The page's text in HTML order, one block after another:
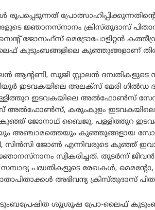
ജ്ഞാനസ്നാനം ക്രിസ്തുദാസ്
സെന്‍റ് ജോസഫ്സ് മെട്രോപോളിറ്റന്‍
കുടുംബങ്ങളിലെ കുഞ്ഞുങ്ങളാണ്‌
ആന്‍റണി, സുജി സ്റ്റാലന്‍
ഇടവകയിലെ അലക്സ് മേരി ഗില്‍ഡ
ഇടവകയിലെ അല്‍ഫോണ്‍സ് സേവ്യര്‍
അല്‍ഫോണ്‍സ്, കരുംകുളം
കുഞ്ഞ് ജോനാഥ് ബൈജു, പള്ളിത്തുറ
അഞ്ചാമത്തെയും കുഞ്ഞുങ്ങളായ
സിൻസി ജോൺ എന്നിവരുടെ കുഞ്ഞ്
സ്വീകരിച്ചത്. തുടർന്ന്
പദ്ധതികളുടെ രേഖകൾ, മെമന്റോ,
അഭിവന്ദ്യ ക്രിസ്തുദാസ്
ശുശ്രൂഷ പ്രോ-ലൈഫ്